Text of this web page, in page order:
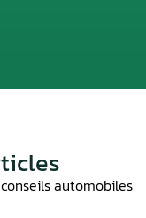
automobiles